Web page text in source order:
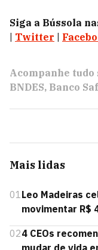
Siga a Bússola
Twitter
Acompanhe tudo
BNDES Banco
Mais lidas
01Leo Madeiras
movimentar R$
024 CEOs
mudar de vida